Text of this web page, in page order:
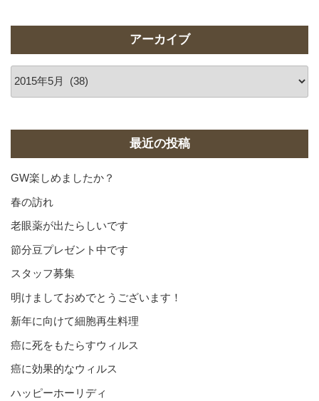
アーカイブ
最近の投稿
GW楽しめましたか？
春の訪れ
老眼薬が出たらしいです
節分豆プレゼント中です
スタッフ募集
明けましておめでとうございます！
新年に向けて細胞再生料理
癌に死をもたらすウィルス
癌に効果的なウィルス
ハッピーホーリディ